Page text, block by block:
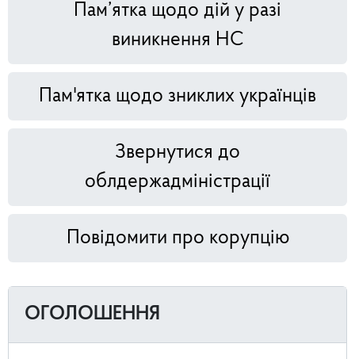
Пам’ятка щодо дій у разі
виникнення НС
Пам'ятка щодо зниклих українців
Звернутися до
облдержадміністрації
Повідомити про корупцію
ОГОЛОШЕННЯ